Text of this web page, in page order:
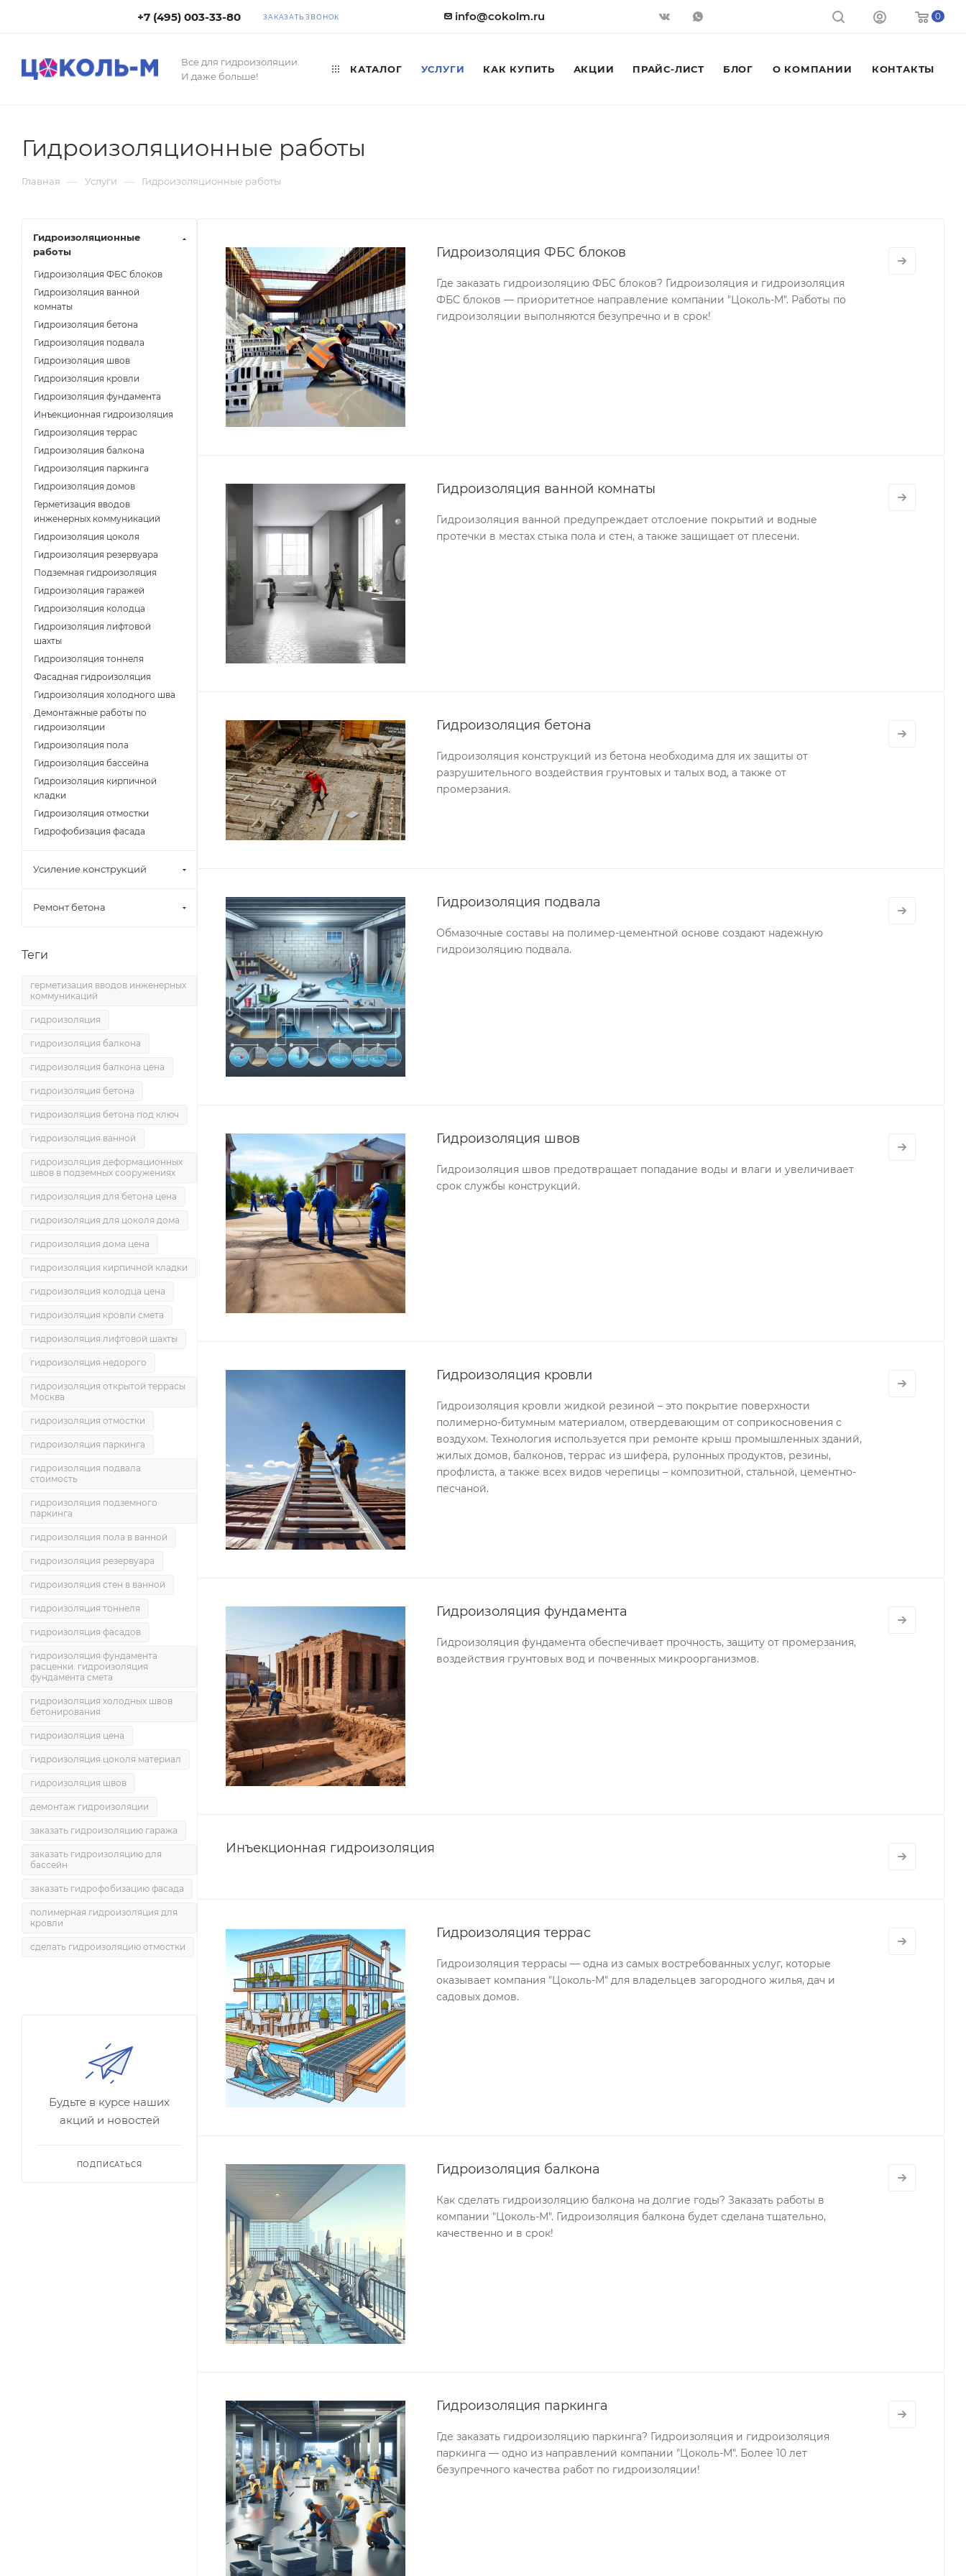
+7 (495) 003-33-80 ЗАКАЗАТЬ ЗВОНОК info@cokolm.ru 0
Все для гидроизоляции.
И даже больше!
КАТАЛОГ УСЛУГИ КАК КУПИТЬ АКЦИИ ПРАЙС-ЛИСТ БЛОГ О КОМПАНИИ КОНТАКТЫ
Гидроизоляционные работы
Главная — Услуги — Гидроизоляционные работы
Гидроизоляция ФБС блоков
Где заказать гидроизоляцию ФБС блоков? Гидроизоляция и гидроизоляция
ФБС блоков — приоритетное направление компании "Цоколь-М". Работы по
гидроизоляции выполняются безупречно и в срок!
Гидроизоляция ванной комнаты
Гидроизоляция ванной предупреждает отслоение покрытий и водные
протечки в местах стыка пола и стен, а также защищает от плесени.
Гидроизоляция бетона
Гидроизоляция конструкций из бетона необходима для их защиты от
разрушительного воздействия грунтовых и талых вод, а также от
промерзания.
Гидроизоляция подвала
Обмазочные составы на полимер-цементной основе создают надежную
гидроизоляцию подвала.
Гидроизоляция швов
Гидроизоляция швов предотвращает попадание воды и влаги и увеличивает
срок службы конструкций.
Гидроизоляция кровли
Гидроизоляция кровли жидкой резиной – это покрытие поверхности
полимерно-битумным материалом, отвердевающим от соприкосновения с
воздухом. Технология используется при ремонте крыш промышленных зданий,
жилых домов, балконов, террас из шифера, рулонных продуктов, резины,
профлиста, а также всех видов черепицы – композитной, стальной, цементно-
песчаной.
Гидроизоляция фундамента
Гидроизоляция фундамента обеспечивает прочность, защиту от промерзания,
воздействия грунтовых вод и почвенных микроорганизмов.
Инъекционная гидроизоляция
Гидроизоляция террас
Гидроизоляция террасы — одна из самых востребованных услуг, которые
оказывает компания "Цоколь-М" для владельцев загородного жилья, дач и
садовых домов.
Гидроизоляция балкона
Как сделать гидроизоляцию балкона на долгие годы? Заказать работы в
компании "Цоколь-М". Гидроизоляция балкона будет сделана тщательно,
качественно и в срок!
Гидроизоляция паркинга
Где заказать гидроизоляцию паркинга? Гидроизоляция и гидроизоляция
паркинга — одно из направлений компании "Цоколь-М". Более 10 лет
безупречного качества работ по гидроизоляции!
Гидроизоляционные
работы
Гидроизоляция ФБС блоков
Гидроизоляция ванной
комнаты
Гидроизоляция бетона
Гидроизоляция подвала
Гидроизоляция швов
Гидроизоляция кровли
Гидроизоляция фундамента
Инъекционная гидроизоляция
Гидроизоляция террас
Гидроизоляция балкона
Гидроизоляция паркинга
Гидроизоляция домов
Герметизация вводов
инженерных коммуникаций
Гидроизоляция цоколя
Гидроизоляция резервуара
Подземная гидроизоляция
Гидроизоляция гаражей
Гидроизоляция колодца
Гидроизоляция лифтовой
шахты
Гидроизоляция тоннеля
Фасадная гидроизоляция
Гидроизоляция холодного шва
Демонтажные работы по
гидроизоляции
Гидроизоляция пола
Гидроизоляция бассейна
Гидроизоляция кирпичной
кладки
Гидроизоляция отмостки
Гидрофобизация фасада
Усиление конструкций
Ремонт бетона
Теги
герметизация вводов инженерных
коммуникаций
гидроизоляция
гидроизоляция балкона
гидроизоляция балкона цена
гидроизоляция бетона
гидроизоляция бетона под ключ
гидроизоляция ванной
гидроизоляция деформационных
швов в подземных сооружениях
гидроизоляция для бетона цена
гидроизоляция для цоколя дома
гидроизоляция дома цена
гидроизоляция кирпичной кладки
гидроизоляция колодца цена
гидроизоляция кровли смета
гидроизоляция лифтовой шахты
гидроизоляция недорого
гидроизоляция открытой террасы
Москва
гидроизоляция отмостки
гидроизоляция паркинга
гидроизоляция подвала
стоимость
гидроизоляция подземного
паркинга
гидроизоляция пола в ванной
гидроизоляция резервуара
гидроизоляция стен в ванной
гидроизоляция тоннеля
гидроизоляция фасадов
гидроизоляция фундамента
расценки. гидроизоляция
фундамента смета
гидроизоляция холодных швов
бетонирования
гидроизоляция цена
гидроизоляция цоколя материал
гидроизоляция швов
демонтаж гидроизоляции
заказать гидроизоляцию гаража
заказать гидроизоляцию для
бассейн
заказать гидрофобизацию фасада
полимерная гидроизоляция для
кровли
сделать гидроизоляцию отмостки
Будьте в курсе наших
акций и новостей
ПОДПИСАТЬСЯ